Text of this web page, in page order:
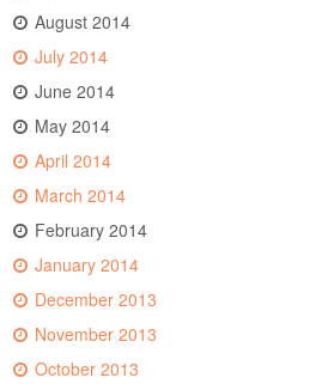
August 2014
July 2014
June 2014
May 2014
April 2014
March 2014
February 2014
January 2014
December 2013
November 2013
October 2013